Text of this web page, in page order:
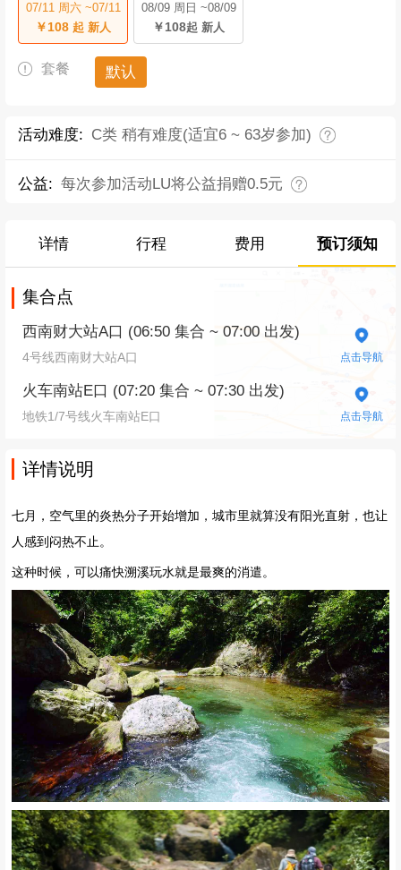
07/11 周六 ~07/11
￥108起 新人
08/09 周日 ~08/09
￥108起 新人
套餐 默认
活动难度: C类 稍有难度(适宜6 ~ 63岁参加)
公益: 每次参加活动LU将公益捐赠0.5元
详情 行程 费用 预订须知
集合点
西南财大站A口 (06:50 集合 ~ 07:00 出发)
4号线西南财大站A口 点击导航
火车南站E口 (07:20 集合 ~ 07:30 出发)
地铁1/7号线火车南站E口 点击导航
详情说明
七月，空气里的炎热分子开始增加，城市里就算没有阳光直射，也让
人感到闷热不止。
这种时候，可以痛快溯溪玩水就是最爽的消遣。